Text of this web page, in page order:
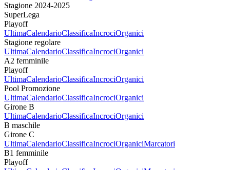
Stagione 2024-2025
SuperLega
Playoff
UltimaCalendarioClassificaIncrociOrganici
Stagione regolare
UltimaCalendarioClassificaIncrociOrganici
A2 femminile
Playoff
UltimaCalendarioClassificaIncrociOrganici
Pool Promozione
UltimaCalendarioClassificaIncrociOrganici
Girone B
UltimaCalendarioClassificaIncrociOrganici
B maschile
Girone C
UltimaCalendarioClassificaIncrociOrganiciMarcatori
B1 femminile
Playoff